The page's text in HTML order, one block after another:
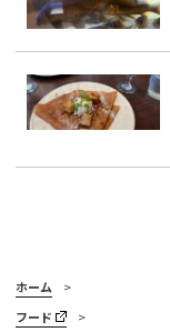
ホーム
フード